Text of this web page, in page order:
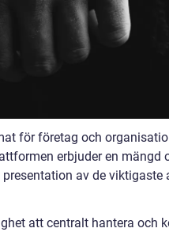
för företag och
erbjuder en mängd
av de viktigaste
att centralt hantera och